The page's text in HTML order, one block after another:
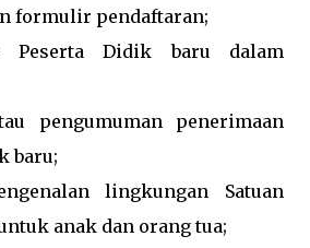
formulir pendaftaran;
Peserta Didik baru dalam
pengumuman penerimaan
baru;
lingkungan Satuan
anak dan orang tua;